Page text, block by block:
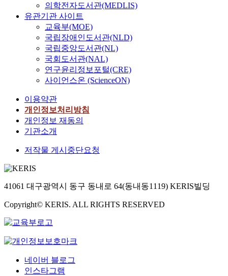
의학전자도서관(MEDLIS)
유관기관 사이트
교육부(MOE)
국립장애인도서관(NLD)
국립중앙도서관(NL)
국회도서관(NAL)
연구윤리정보포털(CRE)
사이언스온 (ScienceON)
이용약관
개인정보처리방침
개인정보 재동의
기관소개
저작물 게시중단요청
41061 대구광역시 동구 동내로 64(동내동1119) KERIS빌딩
Copyright© KERIS. ALL RIGHTS RESERVED
네이버 블로그
인스타그램